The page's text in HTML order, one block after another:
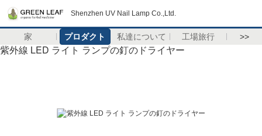
Shenzhen UV Nail Lamp Co.,Ltd.
家 プロダクト 私達について 工場旅行 >>
紫外線 LED ライト ランプの釘のドライヤー